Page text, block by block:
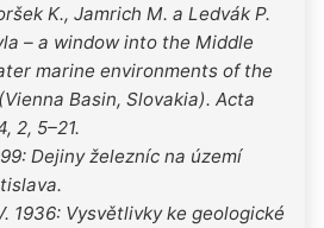
K., Jamrich M. a Ledvák P.
– a window into the Middle
marine environments of the
Basin, Slovakia). Acta
2, 5–21.
Dejiny železníc na území
1936: Vysvětlivky ke geologické